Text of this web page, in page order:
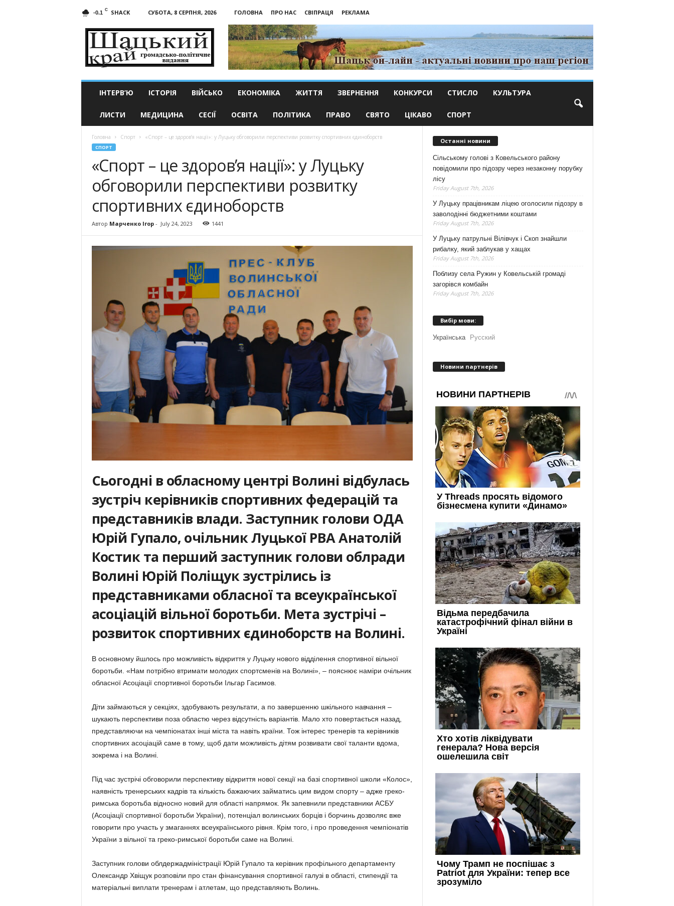
-0.1 C SHACK СУБОТА, 8 СЕРПНЯ, 2026 ГОЛОВНА ПРО НАС СВІПРАЦЯ
РЕКЛАМА
край
ІНТЕРВ’Ю ІСТОРІЯ ВІЙСЬКО ЕКОНОМІКА ЖИТТЯ ЗВЕРНЕННЯ КОНКУРСИ СТИСЛО КУЛЬТУРА
ЛИСТИ МЕДИЦИНА СЕСІЇ ОСВІТА ПОЛІТИКА ПРАВО СВЯТО ЦІКАВО СПОРТ
Головна Спорт «Спорт – це здоров’я нації»: у Луцьку обговорили перспективи розвитку спортивних єдиноборств
СПОРТ
«Спорт – це здоров’я нації»: у Луцьку
обговорили перспективи розвитку
спортивних єдиноборств
Автор Марченко Ігор- July 24, 2023 1441
Сьогодні в обласному центрі Волині відбулась
зустріч керівників спортивних федерацій та
представників влади. Заступник голови ОДА
Юрій Гупало, очільник Луцької РВА Анатолій
Костик та перший заступник голови облради
Волині Юрій Поліщук зустрілись із
представниками обласної та всеукраїнської
асоціацій вільної боротьби. Мета зустрічі –
розвиток спортивних єдиноборств на Волині.
В основному йшлось про можливість відкриття у Луцьку нового відділення спортивної вільної
боротьби. «Нам потрібно втримати молодих спортсменів на Волині», – пояснює наміри очільник
обласної Асоціації спортивної боротьби Ільгар Гасимов.
Діти займаються у секціях, здобувають результати, а по завершенню шкільного навчання –
шукають перспективи поза областю через відсутність варіантів. Мало хто повертається назад,
представляючи на чемпіонатах інші міста та навіть країни. Тож інтерес тренерів та керівників
спортивних асоціацій саме в тому, щоб дати можливість дітям розвивати свої таланти вдома,
зокрема і на Волині.
Під час зустрічі обговорили перспективу відкриття нової секції на базі спортивної школи «Колос»,
наявність тренерських кадрів та кількість бажаючих займатись цим видом спорту – адже греко-
римська боротьба відносно новий для області напрямок. Як запевнили представники АСБУ
(Асоціації спортивної боротьби України), потенціал волинських борців і борчинь дозволяє вже
говорити про участь у змаганнях всеукраїнського рівня. Крім того, і про проведення чемпіонатів
України з вільної та греко-римської боротьби саме на Волині.
Заступник голови облдержадміністрації Юрій Гупало та керівник профільного департаменту
Олександр Хвіщук розповіли про стан фінансування спортивної галузі в області, стипендії та
матеріальні виплати тренерам і атлетам, що представляють Волинь.
Останні новини
Сільському голові з Ковельського району
повідомили про підозру через незаконну порубку
лісу
Friday August 7th, 2026
У Луцьку працівникам ліцею оголосили підозру в
заволодінні бюджетними коштами
Friday August 7th, 2026
У Луцьку патрульні Вілівчук і Скоп знайшли
рибалку, який заблукав у хащах
Friday August 7th, 2026
Поблизу села Ружин у Ковельській громаді
загорівся комбайн
Friday August 7th, 2026
Вибір мови:
Українська Русский
Новини партнерів